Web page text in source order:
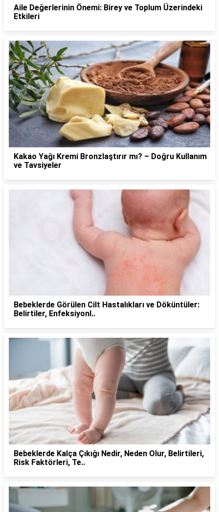
Aile Değerlerinin Önemi: Birey ve Toplum Üzerindeki
Etkileri
Kakao Yağı Kremi Bronzlaştırır mı? – Doğru Kullanım
ve Tavsiyeler
Bebeklerde Görülen Cilt Hastalıkları ve Döküntüler:
Belirtiler, Enfeksiyonl..
Bebeklerde Kalça Çıkığı Nedir, Neden Olur, Belirtileri,
Risk Faktörleri, Te..